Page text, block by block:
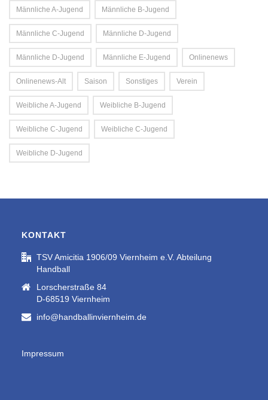
Männliche A-Jugend Männliche B-Jugend
Männliche C-Jugend Männliche D-Jugend
Männliche D-Jugend Männliche E-Jugend Onlinenews
Onlinenews-Alt Saison Sonstiges Verein
Weibliche A-Jugend Weibliche B-Jugend
Weibliche C-Jugend Weibliche C-Jugend
Weibliche D-Jugend
KONTAKT
TSV Amicitia 1906/09 Viernheim e.V. Abteilung
Handball
Lorscherstraße 84
D-68519 Viernheim
info@handballinviernheim.de
Impressum